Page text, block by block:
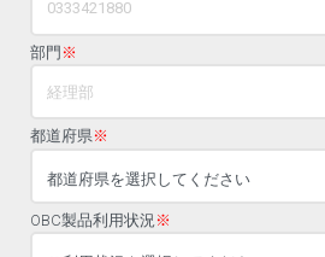
部門 ※
都道府県※
OBC製品利用状況 ※